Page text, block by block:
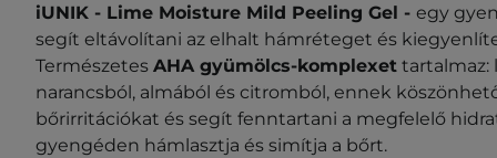
iUNIK - Lime Moisture Mild Peeling Gel - egy
segít eltávolítani az elhalt hámréteget és
Természetes AHA gyümölcs-komplexet tartalmaz:
narancsból, almából és citromból, ennek
bőrirritációkat és segít fenntartani a megfelelő
gyengéden hámlasztja és simítja a bőrt.